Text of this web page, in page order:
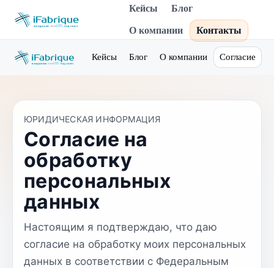
Кейсы Блог
О компании Контакты
Кейсы Блог О компании Согласие
ЮРИДИЧЕСКАЯ ИНФОРМАЦИЯ
Согласие на
обработку
персональных
данных
Настоящим я подтверждаю, что даю
согласие на обработку моих персональных
данных в соответствии с Федеральным